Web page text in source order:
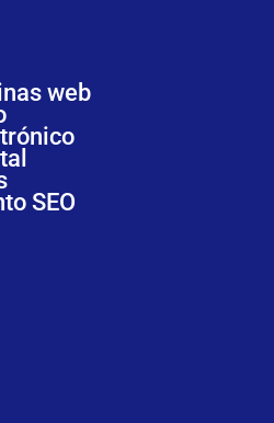
web
SEO